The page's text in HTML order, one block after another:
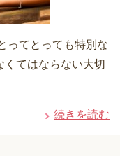
てとっても特別な
てはならない大切
続きを読む